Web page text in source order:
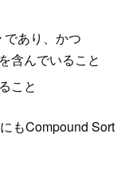
であり、かつ
を含んでいること
こと
もCompound Sort